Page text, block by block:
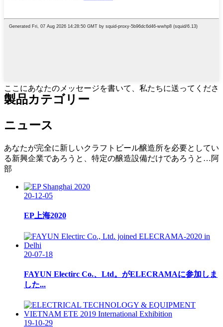
ここにあなたのメッセージを書いて、私たちに送ってくださ
い
製品カテゴリー
ニュース
あなたが完全に新しいクラフトビール醸造所を必要としてい
る新興企業であろうと、特定の醸造設備だけであろうと…阿
部
20-12-05
EP上海2020
20-07-18
FAYUN Electirc Co.、Ltd。がELECRAMAに参加しま
した...
19-10-29